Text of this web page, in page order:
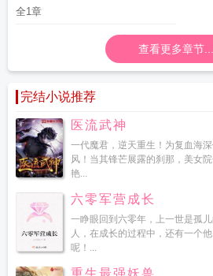
全1章
查看更多章节...
完结小说推荐
医流武神
一代魔君，逆天重生！为复血海
风！当其锋芒展露的刹那，美女
艳...
六零军营成长
一睁眼回到六零年，上一世是孤
人，在成长的过程中，还有一个
呢！...
重生最强妖兽